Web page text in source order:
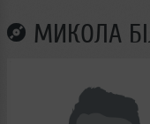
МИКОЛА